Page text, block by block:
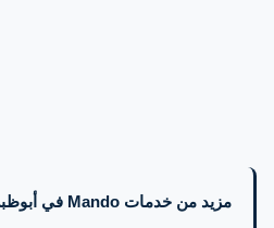
مزيد من خدمات Mando في أبوظبي ←